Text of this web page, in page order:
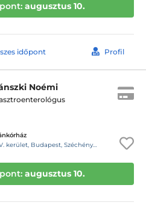
augusztus 10.
időpont Profil
Noémi
Széchényi tér 7/8. (volt Roosevelt tér) C torony
augusztus 10.